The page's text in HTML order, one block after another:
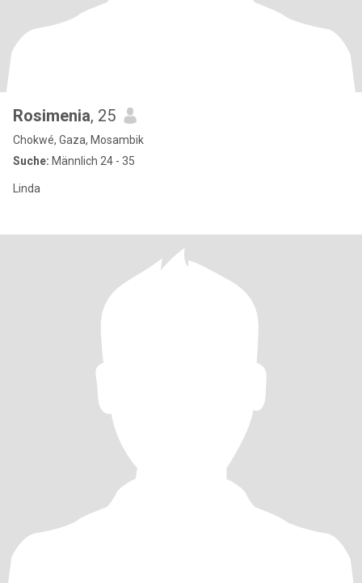
Rosimenia, 25
Chokwé, Gaza, Mosambik
Suche: Männlich 24 - 35
Linda